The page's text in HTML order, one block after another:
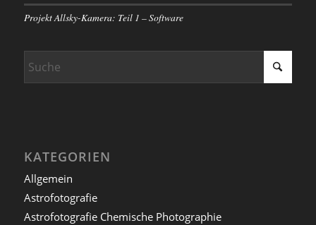
Projekt Allsky-Kamera: Teil 1 – Software
KATEGORIEN
Allgemein
Astrofotografie
Astrofotografie Chemische Photographie